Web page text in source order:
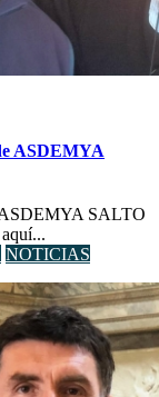
ASDEMYA
SALTO
NOTICIAS